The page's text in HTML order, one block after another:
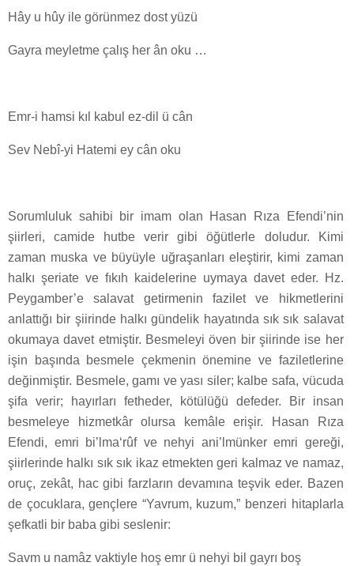
Hây u hûy ile görünmez dost yüzü
Gayra meyletme çalış her ân oku …
Emr-i hamsi kıl kabul ez-dil ü cân
Sev Nebî-yi Hatemi ey cân oku
Sorumluluk sahibi bir imam olan Hasan Rıza Efendi’nin
şiirleri, camide hutbe verir gibi öğütlerle doludur. Kimi
zaman muska ve büyüyle uğraşanları eleştirir, kimi zaman
halkı şeriate ve fıkıh kaidelerine uymaya davet eder. Hz.
Peygamber’e salavat getirmenin fazilet ve hikmetlerini
anlattığı bir şiirinde halkı gündelik hayatında sık sık salavat
okumaya davet etmiştir. Besmeleyi öven bir şiirinde ise her
işin başında besmele çekmenin önemine ve faziletlerine
değinmiştir. Besmele, gamı ve yası siler; kalbe safa, vücuda
şifa verir; hayırları fetheder, kötülüğü defeder. Bir insan
besmeleye hizmetkâr olursa kemâle erişir. Hasan Rıza
Efendi, emr­i bi’l­ma‘rûf ve nehy­i ani’l­münker emri gereği,
şiirlerinde halkı sık sık ikaz etmekten geri kalmaz ve namaz,
oruç, zekât, hac gibi farzların devamına teşvik eder. Bazen
de çocuklara, gençlere “Yavrum, kuzum,” benzeri hitaplarla
şefkatli bir baba gibi seslenir:
Savm u namâz vaktiyle hoş emr ü nehyi bil gayrı boş